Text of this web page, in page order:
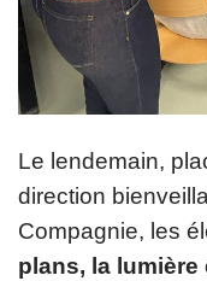
Le lendemain,
direction
Compagnie, les
plans, la lumière